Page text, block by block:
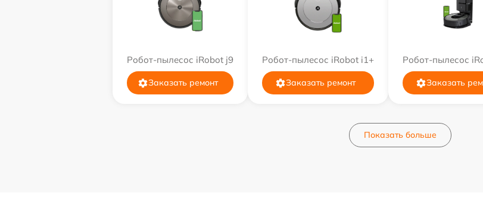
Робот-пылесос iRobot j9
Заказать ремонт
Робот-пылесос iRobot i1+
Заказать ремонт
Робот-пылесос
Заказать
Показать больше